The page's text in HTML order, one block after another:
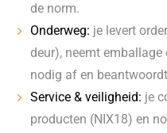
de norm.
Onderweg: je levert
deur), neemt emballage
nodig af en
Service & veiligheid: je
producten (NIX18) en